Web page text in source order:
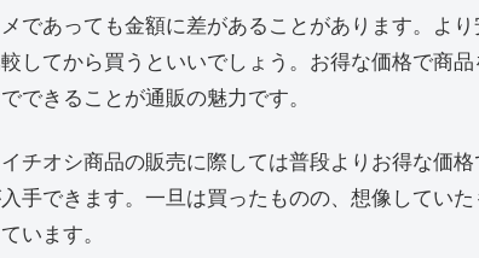
であっても金額に差があることがあります。よ
してから買うといいでしょう。お得な価格で商
できることが通販の魅力です。
チオシ商品の販売に際しては普段よりお得な価
手できます。一旦は買ったものの、想像してい
います。